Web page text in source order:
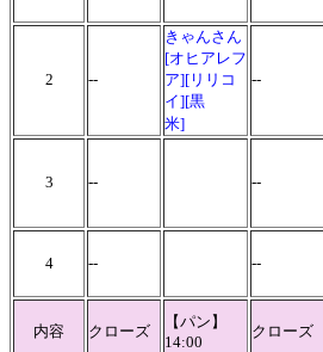
2 --
きゃんさん
[オヒアレフ
ア][リリコ
イ][黒
米]
--
3 -- --
4 -- --
内容 クローズ
【パン】
14:00
クローズ